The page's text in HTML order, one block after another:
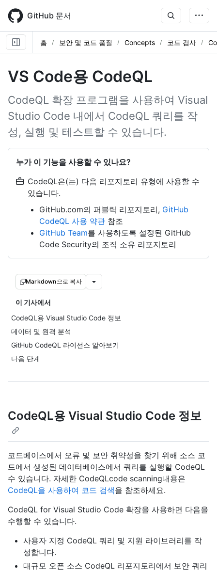
main
content
GitHub 문서
홈 보안 및 코드 품질 Concepts 코드 검사
VS Code용 CodeQL
CodeQL 확장 프로그램을 사용하여 Visual
Studio Code 내에서 CodeQL 쿼리를 작
성, 실행 및 테스트할 수 있습니다.
누가 이 기능을 사용할 수 있나요?
CodeQL은(는) 다음 리포지토리 유형에 사용할 수
있습니다.
GitHub.com의 퍼블릭 리포지토리, GitHub
CodeQL 사용 약관 참조
GitHub Team를 사용하도록 설정된 GitHub
Code Security의 조직 소유 리포지토리
Markdown으로 복사
이 기사에서
CodeQL용 Visual Studio Code 정보
데이터 및 원격 분석
GitHub CodeQL 라이선스 알아보기
다음 단계
CodeQL용 Visual Studio Code 정보
코드베이스에서 오류 및 보안 취약성을 찾기 위해 소스 코
드에서 생성된 데이터베이스에서 쿼리를 실행할 CodeQL
수 있습니다. 자세한 CodeQLcode scanning내용은
CodeQL을 사용하여 코드 검색을 참조하세요.
CodeQL for Visual Studio Code 확장을 사용하면 다음을
수행할 수 있습니다.
사용자 지정 CodeQL 쿼리 및 지원 라이브러리를 작
성합니다.
대규모 오픈 소스 CodeQL 리포지토리에서 보안 쿼리